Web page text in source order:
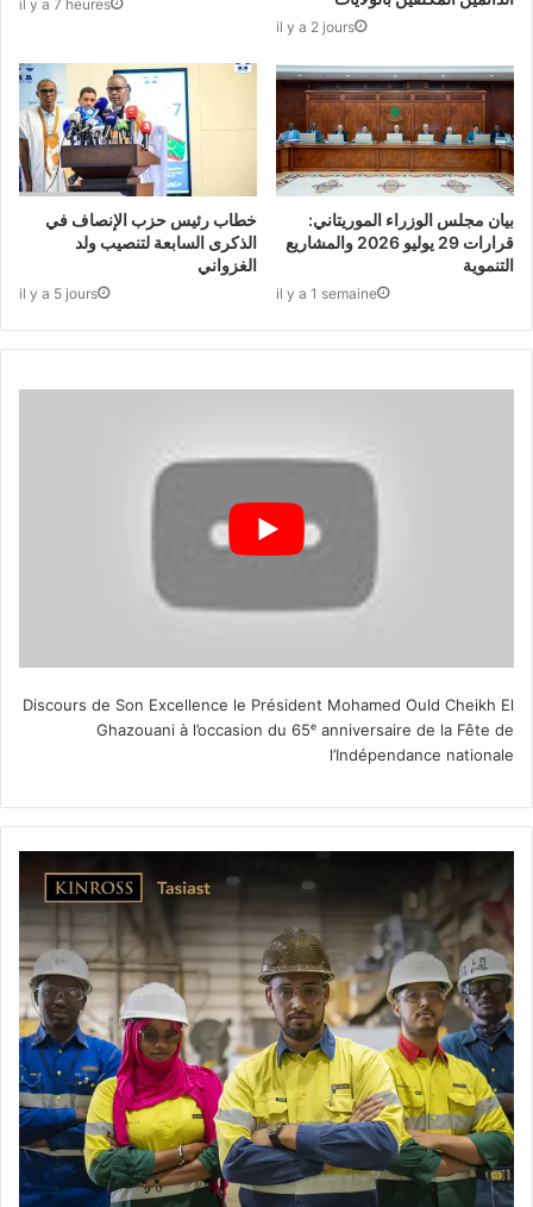
il y a 7 heures
il y a 2 jours
خطاب رئيس حزب الإنصاف في
الذكرى السابعة لتنصيب ولد
الغزواني
il y a 5 jours
بيان مجلس الوزراء الموريتاني:
قرارات 29 يوليو 2026 والمشاريع
التنموية
il y a 1 semaine
Discours de Son Excellence le Président Mohamed Ould Cheikh El
Ghazouani à l’occasion du 65ᵉ anniversaire de la Fête de
l’Indépendance nationale